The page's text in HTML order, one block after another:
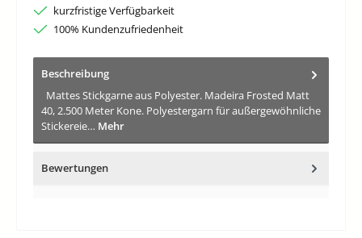
kurzfristige Verfügbarkeit
100% Kundenzufriedenheit
Beschreibung
Mattes Stickgarne aus Polyester. Madeira Frosted Matt
40, 2.500 Meter Kone. Polyestergarn für außergewöhnliche
Stickereie… Mehr
Bewertungen